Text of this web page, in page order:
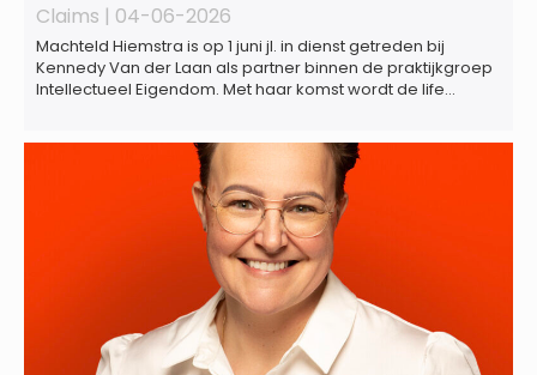
Claims | 04-06-2026
Machteld Hiemstra is op 1 juni jl. in dienst getreden bij
Kennedy Van der Laan als partner binnen de praktijkgroep
Intellectueel Eigendom. Met haar komst wordt de life
gespecialiseerd in nationale en internationale wet- en
regelgeving relevant voor de life sciences sector en de […]